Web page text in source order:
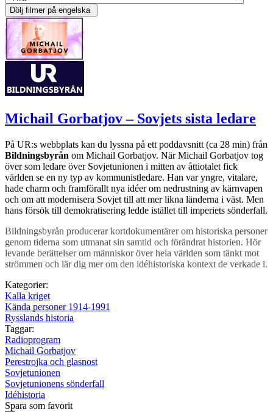
Michail Gorbatjov – Sovjets sista ledare
På UR:s webbplats kan du lyssna på ett poddavsnitt (ca 28 min) från
Bildningsbyrån om Michail Gorbatjov. När Michail Gorbatjov tog
över som ledare över Sovjetunionen i mitten av åttiotalet fick
världen se en ny typ av kommunistledare. Han var yngre, vitalare,
hade charm och framförallt nya idéer om nedrustning av kärnvapen
och om att modernisera Sovjet till att mer likna länderna i väst. Men
hans försök till demokratisering ledde istället till imperiets sönderfall.
Bildningsbyrån producerar kortdokumentärer om historiska personer
genom tiderna som utmanat sin samtid och förändrat historien. Hör
levande berättelser om människor över hela världen som tänkt mot
strömmen och lär dig mer om den idéhistoriska kontext de verkade i.
Kategorier:
Kalla kriget
Kända personer 1914-1991
Rysslands historia
Taggar:
Radioprogram
Michail Gorbatjov
Perestrojka och glasnost
Sovjetunionen
Sovjetunionens sönderfall
Idéhistoria
Spara som favorit